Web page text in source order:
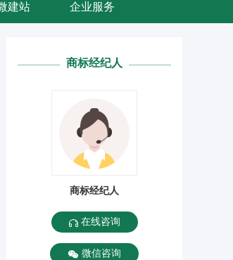
建站 企业服务
商标经纪人
商标经纪人
在线咨询
微信咨询